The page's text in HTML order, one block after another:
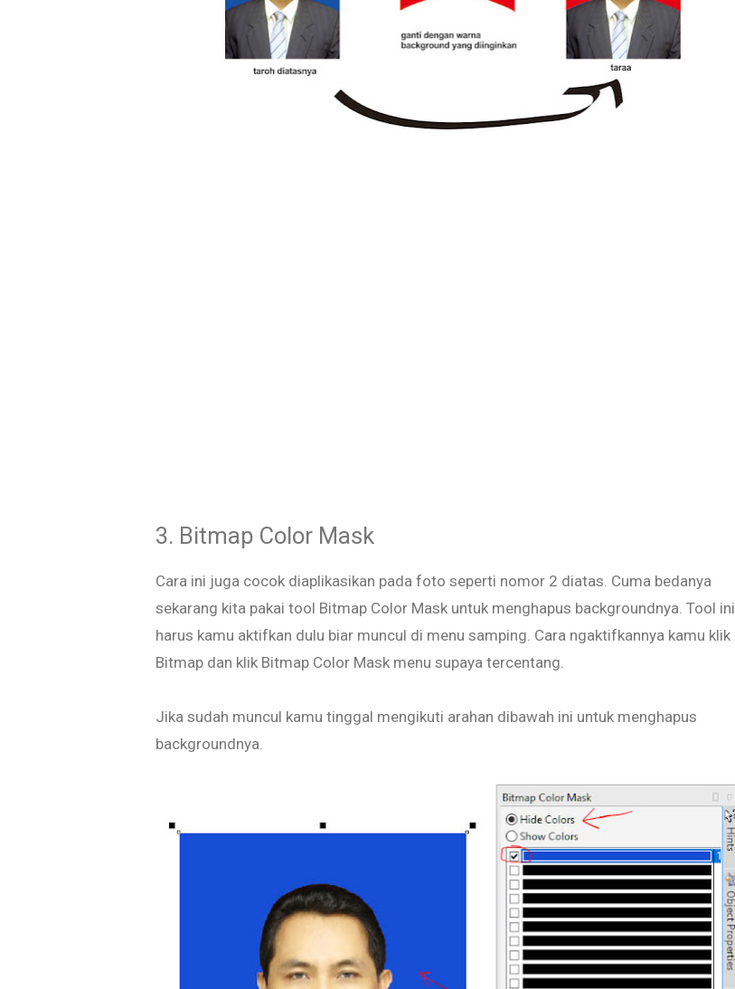
3. Bitmap Color Mask
Cara ini juga cocok diaplikasikan pada foto seperti nomor 2 diatas. Cuma bedanya
sekarang kita pakai tool Bitmap Color Mask untuk menghapus backgroundnya. Tool ini
harus kamu aktifkan dulu biar muncul di menu samping. Cara ngaktifkannya kamu klik
Bitmap dan klik Bitmap Color Mask menu supaya tercentang.
Jika sudah muncul kamu tinggal mengikuti arahan dibawah ini untuk menghapus
backgroundnya.